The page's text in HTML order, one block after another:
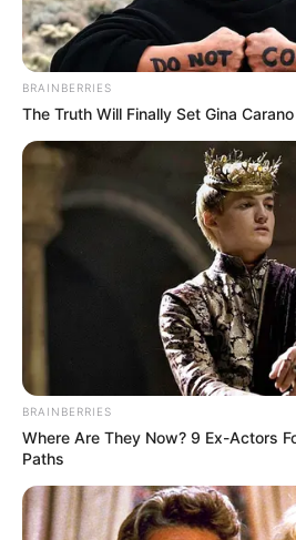
BRAINBERRIES
The Truth Will Finally Set Gina
BRAINBERRIES
Where Are They Now? 9 Ex-Actors
Paths